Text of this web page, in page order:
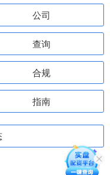
公司
查询
合规
指南